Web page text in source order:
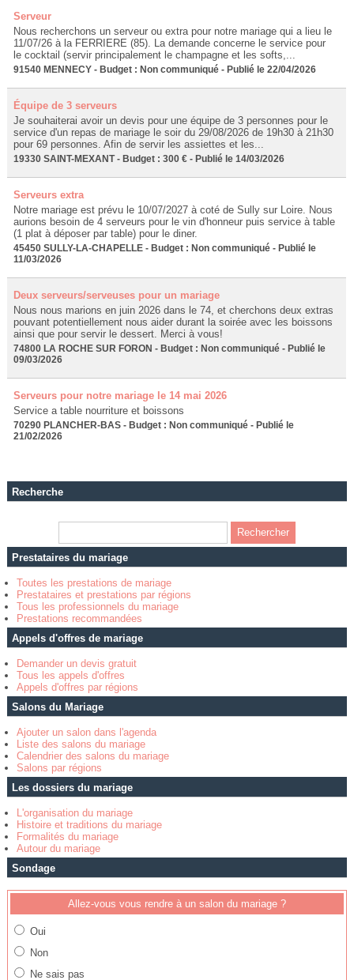
Serveur
Nous recherchons un serveur ou extra pour notre mariage qui a lieu le
11/07/26 à la FERRIERE (85). La demande concerne le service pour
le cocktail (servir principalement le champagne et les softs,...
91540 MENNECY - Budget : Non communiqué - Publié le 22/04/2026
Équipe de 3 serveurs
Je souhaiterai avoir un devis pour une équipe de 3 personnes pour le
service d'un repas de mariage le soir du 29/08/2026 de 19h30 à 21h30
pour 69 personnes. Afin de servir les assiettes et les...
19330 SAINT-MEXANT - Budget : 300 € - Publié le 14/03/2026
Serveurs extra
Notre mariage est prévu le 10/07/2027 à coté de Sully sur Loire. Nous
aurions besoin de 4 serveurs pour le vin d'honneur puis service à table
(1 plat à déposer par table) pour le diner.
45450 SULLY-LA-CHAPELLE - Budget : Non communiqué - Publié le
11/03/2026
Deux serveurs/serveuses pour un mariage
Nous nous marions en juin 2026 dans le 74, et cherchons deux extras
pouvant potentiellement nous aider durant la soirée avec les boissons
ainsi que pour servir le dessert. Merci à vous!
74800 LA ROCHE SUR FORON - Budget : Non communiqué - Publié le
09/03/2026
Serveurs pour notre mariage le 14 mai 2026
Service a table nourriture et boissons
70290 PLANCHER-BAS - Budget : Non communiqué - Publié le
21/02/2026
Recherche
Prestataires du mariage
Toutes les prestations de mariage
Prestataires et prestations par régions
Tous les professionnels du mariage
Prestations recommandées
Appels d'offres de mariage
Demander un devis gratuit
Tous les appels d'offres
Appels d'offres par régions
Salons du Mariage
Ajouter un salon dans l'agenda
Liste des salons du mariage
Calendrier des salons du mariage
Salons par régions
Les dossiers du mariage
L'organisation du mariage
Histoire et traditions du mariage
Formalités du mariage
Autour du mariage
Sondage
Allez-vous vous rendre à un salon du mariage ?
Oui
Non
Ne sais pas